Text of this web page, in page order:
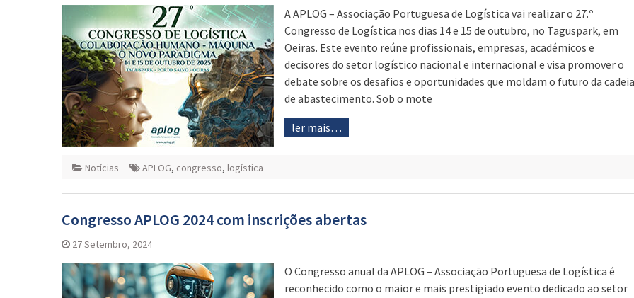
A APLOG – Associação Portuguesa de Logística vai realizar o 27.º
Congresso de Logística nos dias 14 e 15 de outubro, no Taguspark, em
Oeiras. Este evento reúne profissionais, empresas, académicos e
decisores do setor logístico nacional e internacional e visa promover o
debate sobre os desafios e oportunidades que moldam o futuro da cadeia
de abastecimento. Sob o mote
ler mais…
Notícias APLOG, congresso, logística
Congresso APLOG 2024 com inscrições abertas
27 Setembro, 2024
O Congresso anual da APLOG – Associação Portuguesa de Logística é
reconhecido como o maior e mais prestigiado evento dedicado ao setor